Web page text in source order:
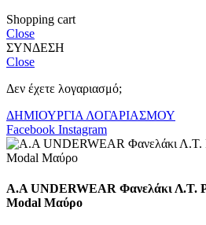
Shopping cart
Close
ΣΥΝΔΕΣΗ
Close
Δεν έχετε λογαριασμό;
ΔΗΜΙΟΥΡΓΙΑ ΛΟΓΑΡΙΑΣΜΟΥ
Facebook Instagram
Α.A UNDERWEAR Φανελάκι Λ.Τ.
Modal Μαύρο